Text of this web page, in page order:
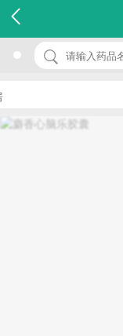
名 称：麝香心脑乐胶囊
品 牌：(人民)
价 格：￥0.00